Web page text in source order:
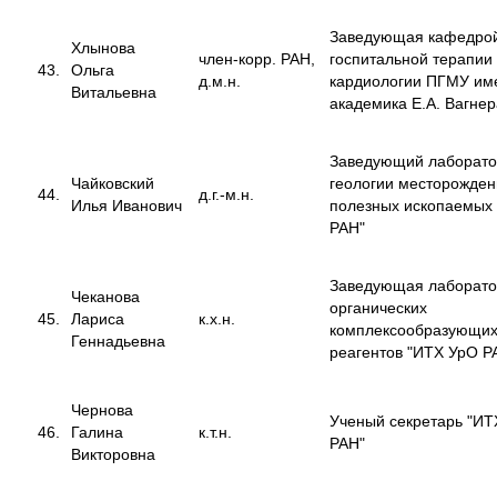
43.
Хлынова
Ольга
Витальевна
член-корр. РАН,
д.м.н.
Заведующая
госпитальной терапии
кардиологии ПГМУ
академика Е.А.
44.
Чайковский
Илья Иванович
д.г.-м.н.
Заведующий
геологии
полезных
РАН"
45.
Чеканова
Лариса
Геннадьевна
к.х.н.
Заведующая
органических
комплексообразующих
реагентов "ИТХ УрО
46.
Чернова
Галина
Викторовна
к.т.н.
Ученый секретарь
РАН"